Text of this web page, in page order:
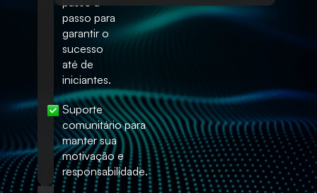
passo para
garantir o
sucesso
até de
iniciantes.
Suporte
comunitário para
manter sua
motivação e
responsabilidade.